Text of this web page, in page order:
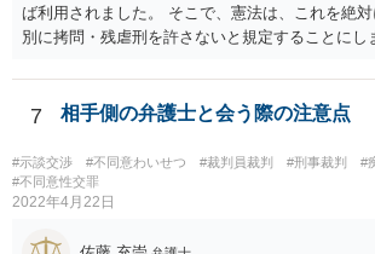
ば利用されました。 そこで、憲法は、これを絶
別に拷問・残虐刑を許さないと規定することにし
7 相手側の弁護士と会う際の注意点
#示談交渉 #不同意わいせつ #裁判員裁判 #刑事裁判
#
#不同意性交罪
2022年4月22日